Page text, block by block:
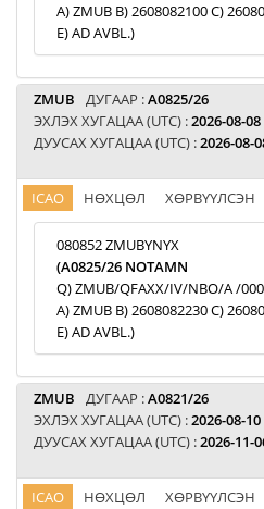
A) ZMUB B) 2608082100 C)
E) AD AVBL.)
ZMUB ДУГААР :A0825/26
ЭХЛЭХ ХУГАЦАА (UTC) :2026-08-
ДУУСАХ ХУГАЦАА (UTC) :2026-08-
ICAO НӨХЦӨЛ ХӨРВҮҮЛСЭН
080852 ZMUBYNYX
(A0825/26 NOTAMN
Q) ZMUB/QFAXX/IV/NBO/A /
A) ZMUB B) 2608082230 C)
E) AD AVBL.)
ZMUB ДУГААР :A0821/26
ЭХЛЭХ ХУГАЦАА (UTC) :2026-08-
ДУУСАХ ХУГАЦАА (UTC) :2026-11-
ICAO НӨХЦӨЛ ХӨРВҮҮЛСЭН